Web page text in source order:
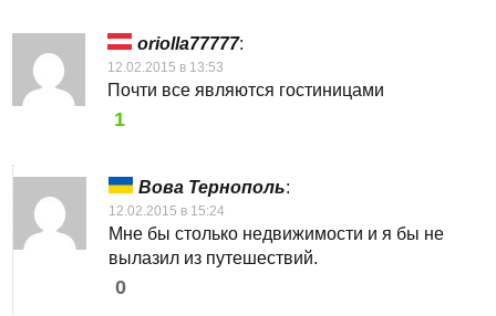
oriolla77777:
12.02.2015 в 13:53
Почти все являются гостиницами
1
Вова Тернополь:
12.02.2015 в 15:24
Мне бы столько недвижимости и я бы не
вылазил из путешествий.
0